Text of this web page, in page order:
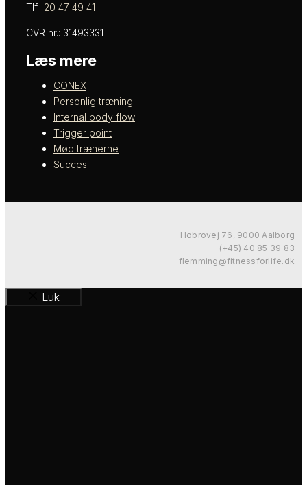
Tlf.: 20 47 49 41
CVR nr.: 31493331
Læs mere
CONEX
Personlig træning
Internal body flow
Trigger point
Mød trænerne
Succes
Hobrovej 76, 9000 Aalborg
(+45) 40 85 39 83
flemming@fitnessforlife.dk
Luk